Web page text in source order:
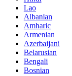
Lao
Albanian
Amharic
Armenian
Azerbaijani
Belarusian
Bengali
Bosnian